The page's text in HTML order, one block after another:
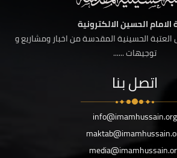
الامام الحسين الالكترونية
الحسينية المقدسة من اخبار ومشاريع و
توجيهات ......
اتصل بنا
info@imamhussain.org